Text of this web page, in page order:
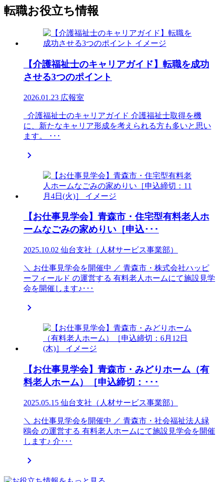
転職お役立ち情報
【介護福祉士のキャリアガイド】転職を成功
させる3つのポイント
2026.01.23 広報室
介護福祉士のキャリアガイド 介護福祉士取得を機
に、新たなキャリア形成を考えられる方も多いと思い
ます。 ･･･

【お仕事見学会】青森市・住宅型有料老人ホ
ームなごみの家めりい［申込･･･
2025.10.02 仙台支社（人材サービス事業部）
＼ お仕事見学会を開催中 ／ 青森市・株式会社ハッピ
ーフィールド の運営する 有料老人ホームにて施設見学
会を開催します♪･･･

【お仕事見学会】青森市・みどりホーム（有
料老人ホーム）［申込締切：･･･
2025.05.15 仙台支社（人材サービス事業部）
＼ お仕事見学会を開催中 ／ 青森市・社会福祉法人緑
鴎会 の運営する 有料老人ホームにて施設見学会を開催
します♪ 介･･･
